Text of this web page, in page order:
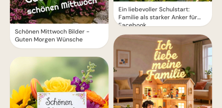
Schönen Mittwoch Bilder -
Guten Morgen Wünsche
Ein liebevoller Schulstart:
Familie als starker Anker für
Facebook